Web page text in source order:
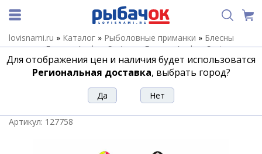
lovisnami.ru » Каталог » Рыболовные приманки » Блесны
летние»Блесны Anglers System»Блесны Anglers System
Area Spoon Dohna» Колеблющаяся блесна Angler`z System
Area Spoon Dohna, 3 гр, JS02
Колеблющаяся блесна Angler`z
System Area Spoon Dohna, 3 гр, JS02
Артикул: 127758
Для отображения цен и наличия будет использоватся
Региональная доставка, выбрать город?